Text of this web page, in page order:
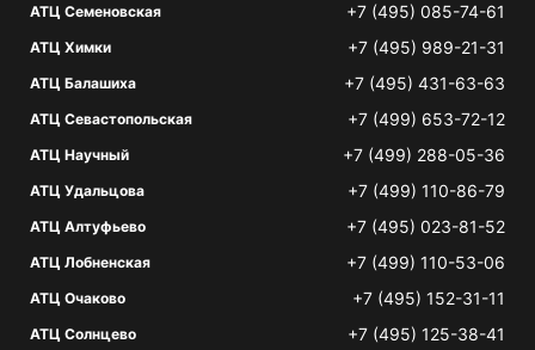
АТЦ Семеновская +7 (495) 085-74-61
АТЦ Химки +7 (495) 989-21-31
АТЦ Балашиха +7 (495) 431-63-63
АТЦ Севастопольская +7 (499) 653-72-12
АТЦ Научный +7 (499) 288-05-36
АТЦ Удальцова +7 (499) 110-86-79
АТЦ Алтуфьево +7 (495) 023-81-52
АТЦ Лобненская +7 (499) 110-53-06
АТЦ Очаково +7 (495) 152-31-11
АТЦ Солнцево +7 (495) 125-38-41